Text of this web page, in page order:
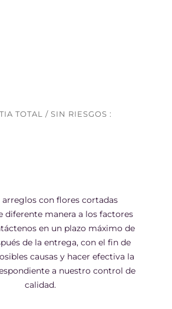
TOTAL / SIN RIESGOS :
arreglos con flores cortadas
diferente manera a los factores
en un plazo máximo de
de la entrega, con el fin de
causas y hacer efectiva la
a nuestro control de
calidad.